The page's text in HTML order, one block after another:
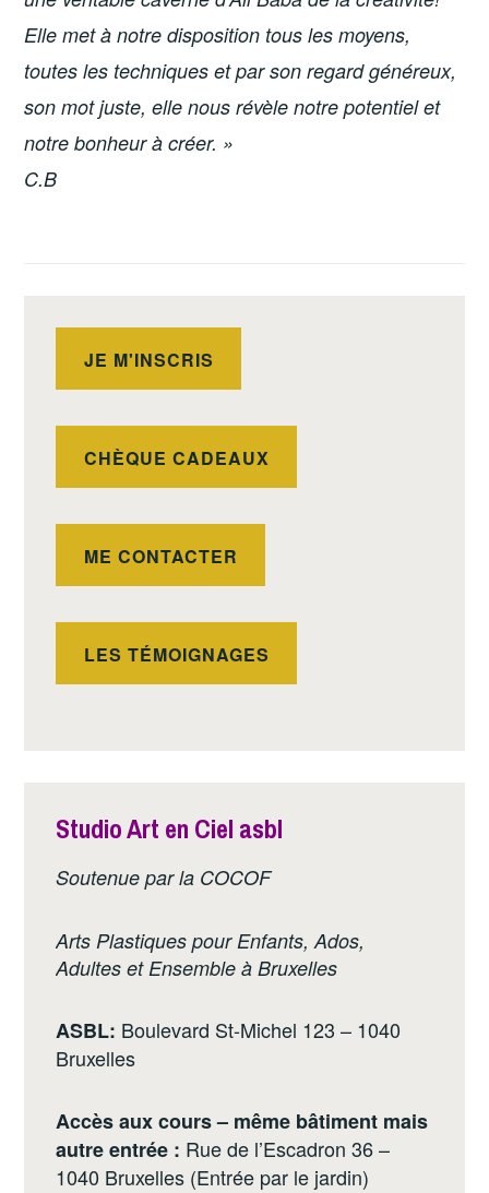
Elle met à notre disposition tous les moyens,
toutes les techniques et par son regard généreux,
son mot juste, elle nous révèle notre potentiel et
notre bonheur à créer. »
C.B
JE M'INSCRIS
CHÈQUE CADEAUX
ME CONTACTER
LES TÉMOIGNAGES
Studio Art en Ciel asbl
Soutenue par la COCOF
Arts Plastiques pour Enfants, Ados,
Adultes et Ensemble à Bruxelles
ASBL: Boulevard St-Michel 123 – 1040
Bruxelles
Accès aux cours – même bâtiment mais
autre entrée : Rue de l’Escadron 36 –
1040 Bruxelles (Entrée par le jardin)